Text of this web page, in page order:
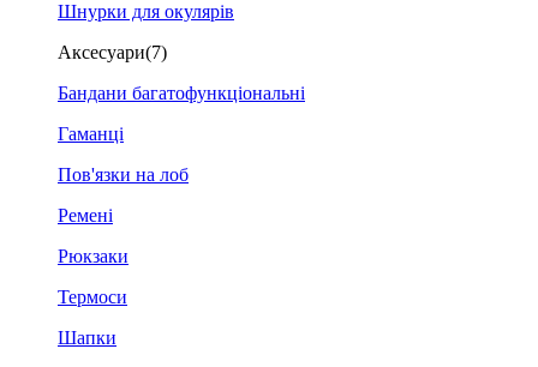
Шнурки для окулярів
Аксесуари(7)
Бандани багатофункціональні
Гаманці
Пов'язки на лоб
Ремені
Рюкзаки
Термоси
Шапки